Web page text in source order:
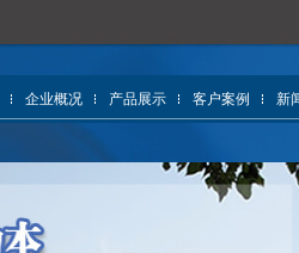
企业概况 产品展示 客户案例 新